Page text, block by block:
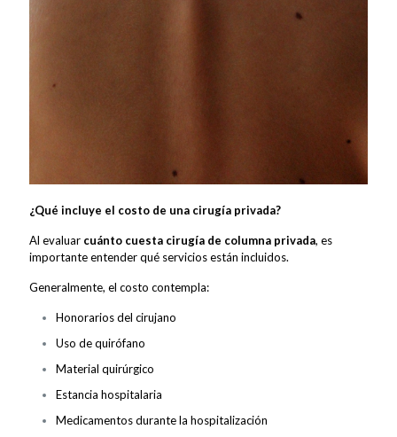
¿Qué incluye el costo de una cirugía privada?
Al evaluar cuánto cuesta cirugía de columna privada, es
importante entender qué servicios están incluidos.
Generalmente, el costo contempla:
Honorarios del cirujano
Uso de quirófano
Material quirúrgico
Estancia hospitalaria
Medicamentos durante la hospitalización